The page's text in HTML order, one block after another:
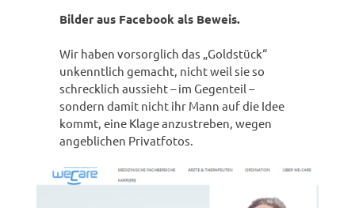
Bilder aus Facebook als Beweis.
Wir haben vorsorglich das „Goldstück“
unkenntlich gemacht, nicht weil sie so
schrecklich aussieht – im Gegenteil –
sondern damit nicht ihr Mann auf die Idee
kommt, eine Klage anzustreben, wegen
angeblichen Privatfotos.